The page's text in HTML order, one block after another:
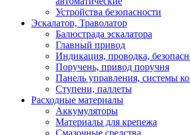
Устройства безопасности
Эскалатор, Траволатор
Балюстрада эскалатора
Главный привод
Индикация, проводка,
Поручень, привод поручня
Панель управления, системы
Ступени, паллеты
Расходные материалы
Аккумуляторы
Материалы для крепежа
Смазочные средства